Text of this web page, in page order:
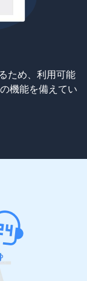
ため、利用可能
機能を備えてい